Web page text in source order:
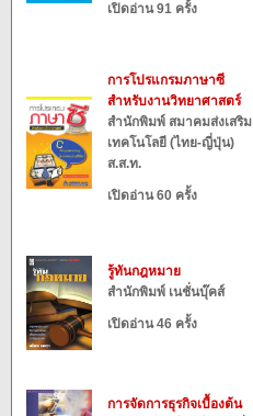
เปิดอ่าน 91 ครั้ง
การโปรแกรมภาษาซี
สำหรับงานวิทยาศาสตร์
สำนักพิมพ์ สมาคมส่งเสริม
เทคโนโลยี (ไทย-ญี่ปุ่น)
ส.ส.ท.
เปิดอ่าน 60 ครั้ง
รู้ทันกฎหมาย
สำนักพิมพ์ เนชั่นบุ๊คส์
เปิดอ่าน 46 ครั้ง
การจัดการธุรกิจเบื้องต้น